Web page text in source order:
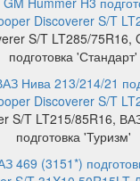
S/T LT285/75R16,
подготовка 'Стандарт'
S/T LT215/85R16,
подготовка 'Туризм'